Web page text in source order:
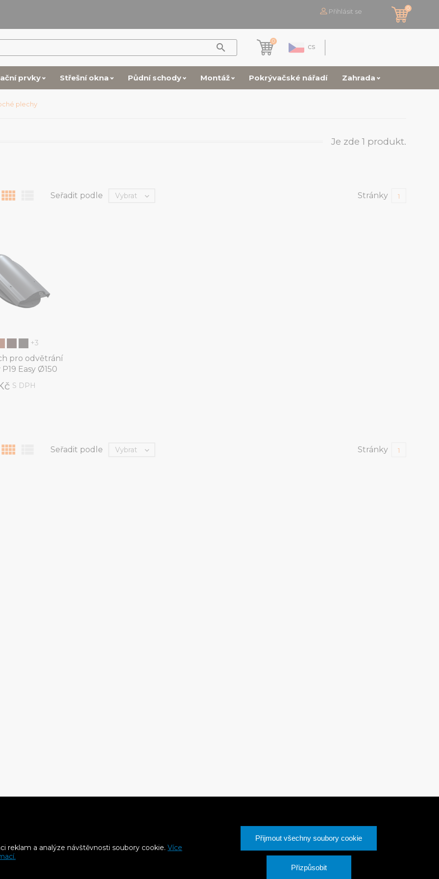
reklam a analýze návštěvnosti soubory cookie. Více
Přijmout všechny soubory cookie
Přizpůsobit
Přihlásit se 0

0
cs
prvky Střešní okna Půdní schody Montáž Pokrývačské nářadí Zahrada
plechy
Je zde 1 produkt.
 Seřadit podle Vybrat  Stránky 1
+3
pro odvětrání
Easy Ø150
S DPH
 Seřadit podle Vybrat  Stránky 1